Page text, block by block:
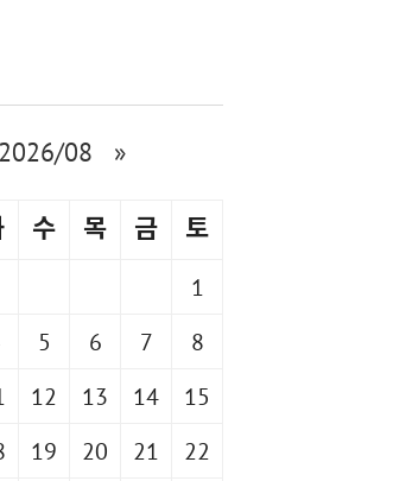
2026/08 »
수 목 금 토
1
5 6 7
8
12 13 14
15
19 20 21 22